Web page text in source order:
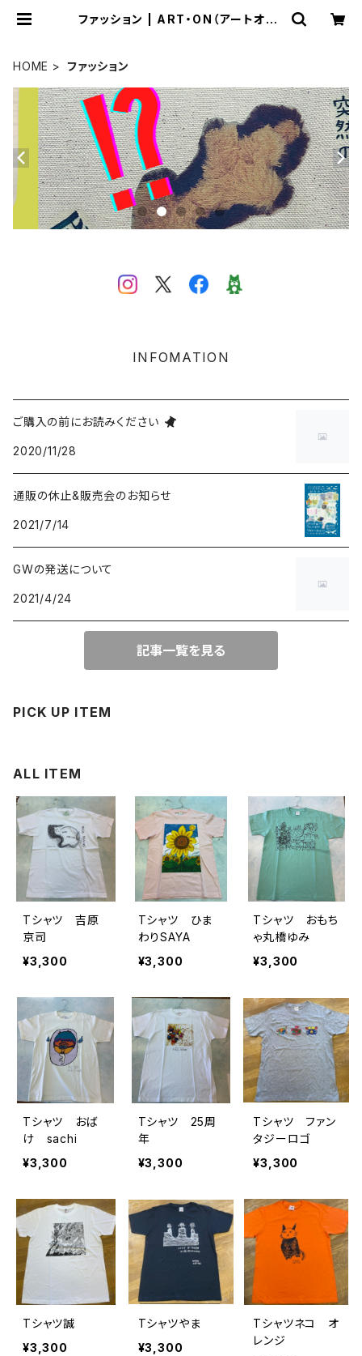
ファッション | ART・ON（アートオン）
HOME ファッション
INFOMATION
ご購入の前にお読みください
2020/11/28
通販の休止&販売会のお知らせ
2021/7/14
GWの発送について
2021/4/24
記事一覧を見る
PICK UP ITEM
ALL ITEM
Tシャツ 吉原
京司
¥3,300
Tシャツ ひま
わりSAYA
¥3,300
Tシャツ おもち
ゃ丸橋ゆみ
¥3,300
Tシャツ おば
け sachi
¥3,300
Tシャツ 25周
年
¥3,300
Tシャツ ファン
タジーロゴ
¥3,300
Tシャツ誠
¥3,300
Tシャツやま
¥3,300
Tシャツネコ オ
レンジ